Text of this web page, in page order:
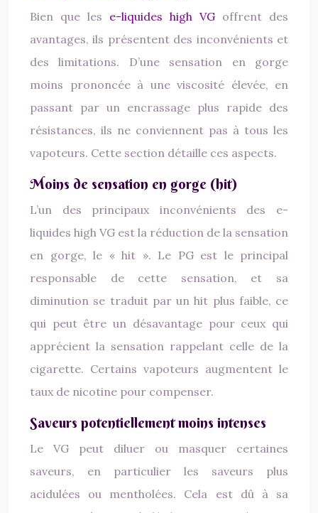
Bien que les e-liquides high VG offrent des
avantages, ils présentent des inconvénients et
des limitations. D’une sensation en gorge
moins prononcée à une viscosité élevée, en
passant par un encrassage plus rapide des
résistances, ils ne conviennent pas à tous les
vapoteurs. Cette section détaille ces aspects.
Moins de sensation en gorge (hit)
L’un des principaux inconvénients des e-
liquides high VG est la réduction de la sensation
en gorge, le « hit ». Le PG est le principal
responsable de cette sensation, et sa
diminution se traduit par un hit plus faible, ce
qui peut être un désavantage pour ceux qui
apprécient la sensation rappelant celle de la
cigarette. Certains vapoteurs augmentent le
taux de nicotine pour compenser.
Saveurs potentiellement moins intenses
Le VG peut diluer ou masquer certaines
saveurs, en particulier les saveurs plus
acidulées ou mentholées. Cela est dû à sa